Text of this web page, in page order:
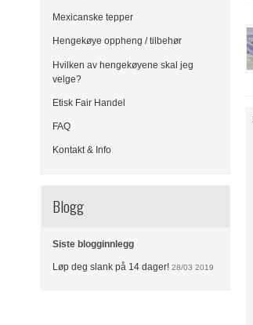
Mexicanske tepper
Hengekøye oppheng / tilbehør
Hvilken av hengekøyene skal jeg
velge?
Etisk Fair Handel
FAQ
Kontakt & Info
Blogg
Siste blogginnlegg
Løp deg slank på 14 dager! 28/03 2019